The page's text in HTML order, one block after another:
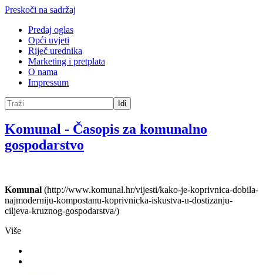
Preskoči na sadržaj
Predaj oglas
Opći uvjeti
Riječ urednika
Marketing i pretplata
O nama
Impressum
Idi
Komunal - Časopis za komunalno
gospodarstvo
Komunal (http://www.komunal.hr/vijesti/kako-je-koprivnica-dobila-
najmoderniju-kompostanu-koprivnicka-iskustva-u-dostizanju-
ciljeva-kruznog-gospodarstva/)
Više